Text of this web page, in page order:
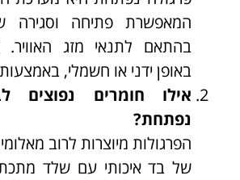
המאפשרת פתיחה וסגירה
בהתאם לתנאי מזג
באופן ידני או חשמלי, באמצעות
אילו חומרים נפוצים
נפתחת?
הפרגולות מיוצרות לרוב
של בד איכותי עם שלד